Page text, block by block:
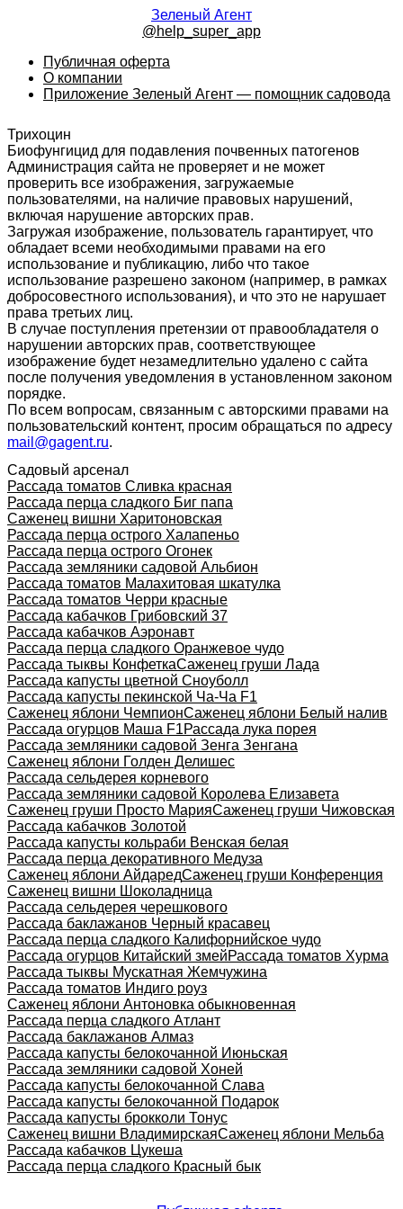
Зеленый Агент
@help_super_app
Публичная оферта
О компании
Приложение Зеленый Агент — помощник садовода
Трихоцин
Биофунгицид для подавления почвенных патогенов
Администрация сайта не проверяет и не может
проверить все изображения, загружаемые
пользователями, на наличие правовых нарушений,
включая нарушение авторских прав.
Загружая изображение, пользователь гарантирует, что
обладает всеми необходимыми правами на его
использование и публикацию, либо что такое
использование разрешено законом (например, в рамках
добросовестного использования), и что это не нарушает
права третьих лиц.
В случае поступления претензии от правообладателя о
нарушении авторских прав, соответствующее
изображение будет незамедлительно удалено с сайта
после получения уведомления в установленном законом
порядке.
По всем вопросам, связанным с авторскими правами на
пользовательский контент, просим обращаться по адресу
mail@gagent.ru.
Садовый арсенал
Рассада томатов Сливка красная
Рассада перца сладкого Биг папа
Саженец вишни Харитоновская
Рассада перца острого Халапеньо
Рассада перца острого Огонек
Рассада земляники садовой Альбион
Рассада томатов Малахитовая шкатулка
Рассада томатов Черри красные
Рассада кабачков Грибовский 37
Рассада кабачков Аэронавт
Рассада перца сладкого Оранжевое чудо
Рассада тыквы КонфеткаСаженец груши Лада
Рассада капусты цветной Сноуболл
Рассада капусты пекинской Ча-Ча F1
Саженец яблони ЧемпионСаженец яблони Белый налив
Рассада огурцов Маша F1Рассада лука порея
Рассада земляники садовой Зенга Зенгана
Саженец яблони Голден Делишес
Рассада сельдерея корневого
Рассада земляники садовой Королева Елизавета
Саженец груши Просто МарияСаженец груши Чижовская
Рассада кабачков Золотой
Рассада капусты кольраби Венская белая
Рассада перца декоративного Медуза
Саженец яблони АйдаредСаженец груши Конференция
Саженец вишни Шоколадница
Рассада сельдерея черешкового
Рассада баклажанов Черный красавец
Рассада перца сладкого Калифорнийское чудо
Рассада огурцов Китайский змейРассада томатов Хурма
Рассада тыквы Мускатная Жемчужина
Рассада томатов Индиго роуз
Саженец яблони Антоновка обыкновенная
Рассада перца сладкого Атлант
Рассада баклажанов Алмаз
Рассада капусты белокочанной Июньская
Рассада земляники садовой Хоней
Рассада капусты белокочанной Слава
Рассада капусты белокочанной Подарок
Рассада капусты брокколи Тонус
Саженец вишни ВладимирскаяСаженец яблони Мельба
Рассада кабачков Цукеша
Рассада перца сладкого Красный бык